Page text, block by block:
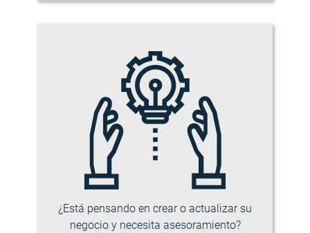
¿Está pensando en crear o actualizar su
negocio y necesita asesoramiento?